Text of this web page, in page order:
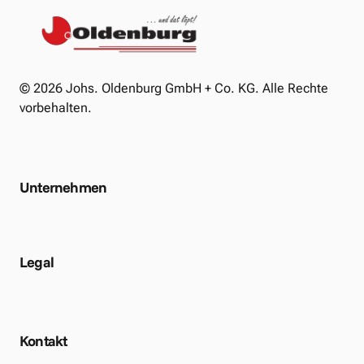
© 2026 Johs. Oldenburg GmbH + Co. KG. Alle Rechte
vorbehalten.
Unternehmen
Legal
Kontakt